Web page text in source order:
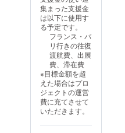
集まった支援金
は以下に使用す
る予定です。
フランス・パ
リ行きの往復
渡航費、出展
費、滞在費
※目標金額を超
えた場合はプロ
ジェクトの運営
費に充てさせて
いただきます。